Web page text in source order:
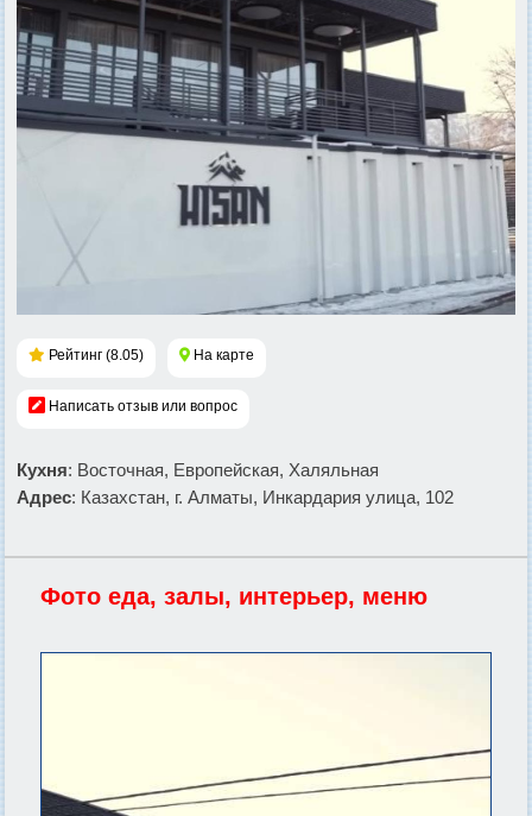
Рейтинг (8.05) На карте
Написать отзыв или вопрос
Кухня: Восточная, Европейская, Халяльная
Адрес: Казахстан, г. Алматы, Инкардария улица, 102
Фото еда, залы, интерьер, меню